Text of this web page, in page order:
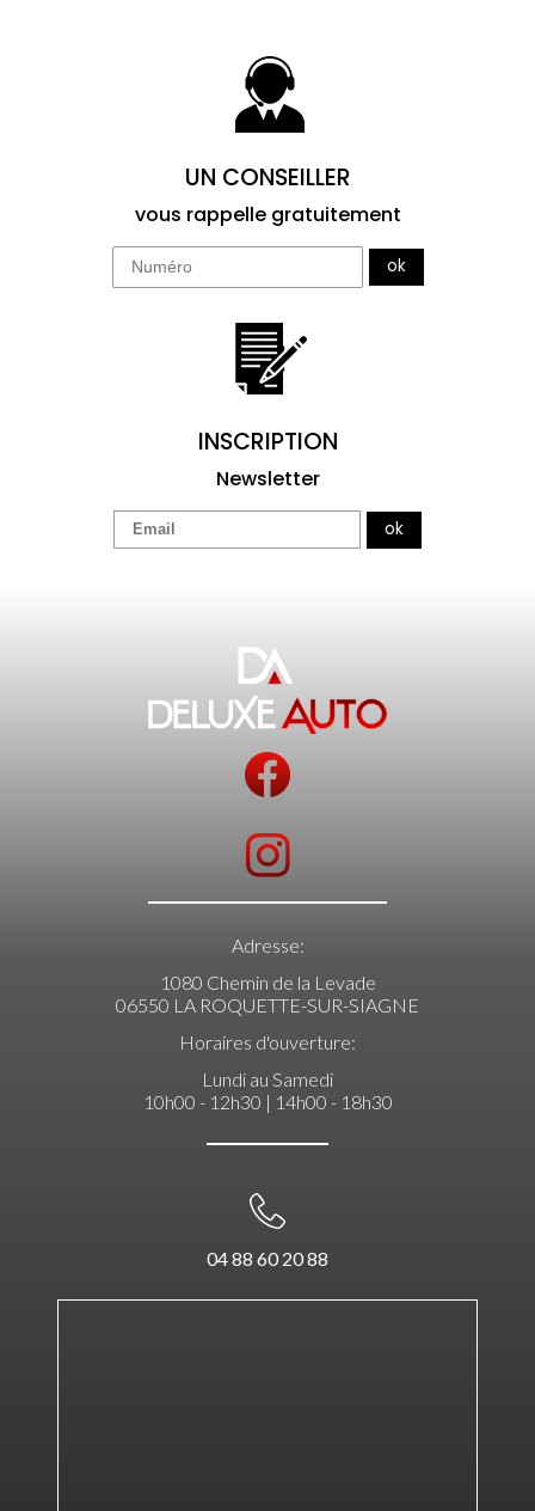
UN CONSEILLER
vous rappelle gratuitement
ok
INSCRIPTION
Newsletter
ok
Adresse:
1080 Chemin de la Levade
06550 LA ROQUETTE-SUR-SIAGNE
Horaires d'ouverture:
Lundi au Samedi
10h00 - 12h30 | 14h00 - 18h30
04 88 60 20 88